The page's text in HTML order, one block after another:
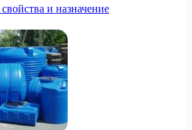
и назначение